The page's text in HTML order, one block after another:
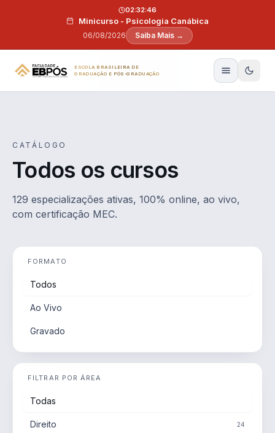
Minicurso - Psicologia Canábica
06/08/2026
02:32:45
Saiba Mais →
ESCOLA BRASILEIRA DE
GRADUAÇÃO E PÓS-GRADUAÇÃO
CATÁLOGO
Todos os cursos
129 especializações ativas, 100% online, ao vivo,
com certificação MEC.
FORMATO
Todos
Ao Vivo
Gravado
FILTRAR POR ÁREA
Todas
Direito 24